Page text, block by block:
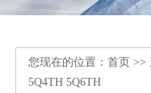
您现在的位置： 首页 >>
5Q4TH 5Q6TH